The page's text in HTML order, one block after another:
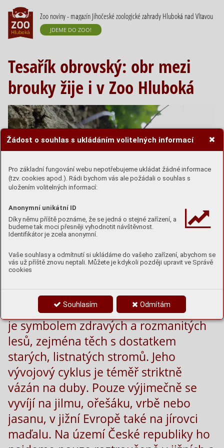
Žádost o souhlas s ukládáním volitelných informací
Pro základní fungování webu nepotřebujeme ukládat žádné informace
(tzv. cookies apod.). Rádi bychom vás ale požádali o souhlas s
uložením volitelných informací:
Anonymní unikátní ID
Díky němu příště poznáme, že se jedná o stejné zařízení, a
budeme tak moci přesněji vyhodnotit návštěvnost.
Identifikátor je zcela anonymní.
Vaše souhlasy a odmítnutí si ukládáme do vašeho zařízení, abychom se
vás už příště znovu neptali. Můžete je kdykoli později upravit ve Správě
cookies
Souhlasím Odmítám
Zoo noviny - magazín Jihočeské zoologické zahrady Hluboká nad Vltavou
JDEME DO ZOO!
Tesařík obrovský: obr mezi
brouky žije i v Zoo Hluboká
největších a nejmajestátnějších
brouků Evropy. Tento chráněný druh
je symbolem zdravých a rozmanitých
lesů, zejména těch s dostatkem
starých, listnatých stromů. Jeho
vývojový cyklus je téměř striktně
vázán na duby. Pouze výjimečně se
vyvíjí na jilmu, ořešáku, vrbě nebo
jasanu, v jižní Evropě také na jírovci
maďalu. Na území České republiky ho